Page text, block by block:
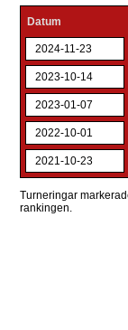
Datum
2024-11-23
2023-10-14
2023-01-07
2022-10-01
2021-10-23
Turneringar
rankingen.